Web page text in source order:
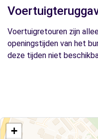
Voertuigretouren zijn
openingstijden van het
deze tijden niet
+